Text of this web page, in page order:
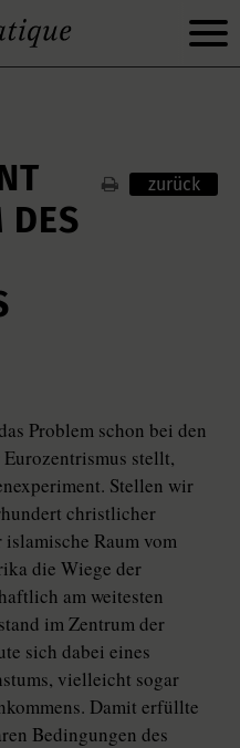
DES
zurück
Problem schon bei den
stellt,
Stellen wir
christlicher
Raum vom
die Wiege der
am weitesten
im Zentrum der
sich dabei eines
vielleicht sogar
Damit erfüllte
Bedingungen des